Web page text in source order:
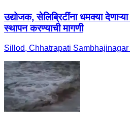
उद्योजक, सेलिब्रिटींना धमक्या
स्थापन करण्याची मागणी
Sillod, Chhatrapati